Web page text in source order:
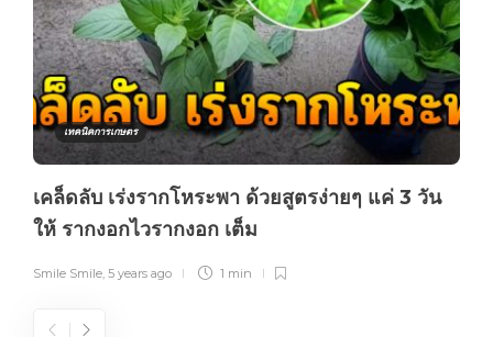
เทคนิคการเกษตร
เคล็ดลับ เร่งรากโหระพา ด้วยสูตรง่ายๆ แค่ 3 วัน
ให้ รากงอกไวรากงอก เต็ม
Smile Smile 5 years ago 1 min